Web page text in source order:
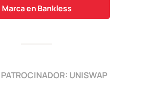
Marca en Bankless
UNISWAP